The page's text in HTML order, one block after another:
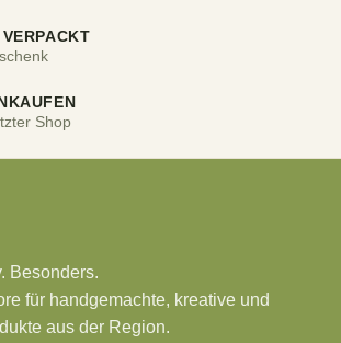
Shop
Besonders.
für handgemachte, kreative und
aus der Region.